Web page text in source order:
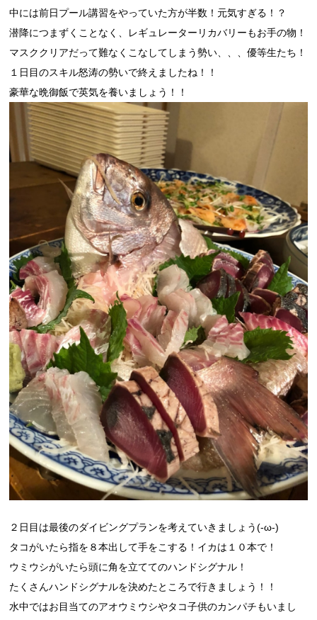
中には前日プール講習をやっていた方が半数！元気すぎる！？
潜降につまずくことなく、レギュレーターリカバリーもお手の物！
マスククリアだって難なくこなしてしまう勢い、、、優等生たち！
１日目のスキル怒涛の勢いで終えましたね！！
豪華な晩御飯で英気を養いましょう！！
２日目は最後のダイビングプランを考えていきましょう(-ω-)
タコがいたら指を８本出して手をこする！イカは１０本で！
ウミウシがいたら頭に角を立ててのハンドシグナル！
たくさんハンドシグナルを決めたところで行きましょう！！
水中ではお目当てのアオウミウシやタコ子供のカンパチもいまし